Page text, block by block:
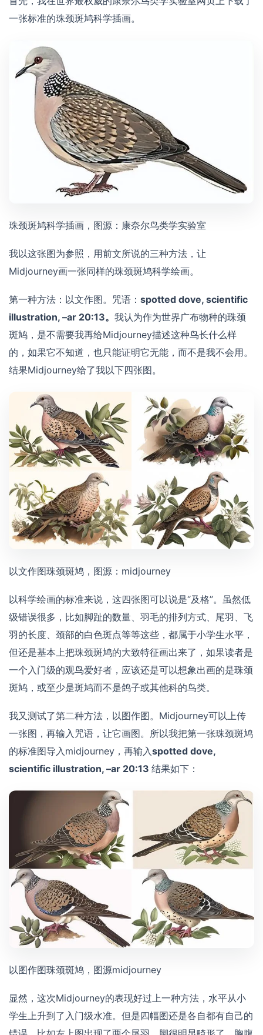
一张标准的珠颈斑鸠科学插画。
珠颈斑鸠科学插画，图源：康奈尔鸟类学实验室
我以这张图为参照，用前文所说的三种方法，让
Midjourney画一张同样的珠颈斑鸠科学绘画。
第一种方法：以文作图。咒语： spotted dove, scientific
illustration, –ar 20:13。 我认为作为世界广布物种的珠颈
斑鸠，是不需要我再给Midjourney描述这种鸟长什么样
的，如果它不知道，也只能证明它无能，而不是我不会用。
结果Midjourney给了我以下四张图。
以文作图珠颈斑鸠，图源：midjourney
以科学绘画的标准来说，这四张图可以说是“及格”。虽然低
级错误很多，比如脚趾的数量、羽毛的排列方式、尾羽、飞
羽的长度、颈部的白色斑点等等这些，都属于小学生水平，
但还是基本上把珠颈斑鸠的大致特征画出来了，如果读者是
一个入门级的观鸟爱好者，应该还是可以想象出画的是珠颈
斑鸠，或至少是斑鸠而不是鸽子或其他科的鸟类。
我又测试了第二种方法，以图作图。Midjourney可以上传
一张图，再输入咒语，让它画图。所以我把第一张珠颈斑鸠
的标准图导入midjourney，再输入spotted dove,
scientific illustration, –ar 20:13 结果如下：
以图作图珠颈斑鸠，图源midjourney
显然，这次Midjourney的表现好过上一种方法，水平从小
学生上升到了入门级水准。但是四幅图还是各自都有自己的